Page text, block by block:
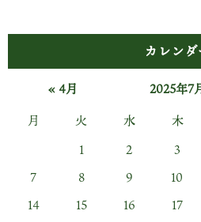
『焼け石に水』とは知りつつ、た
カレンダ
2025年7
月
火 水 木
1
2 3
7
8 9 10
14
15 16 17
« 4月